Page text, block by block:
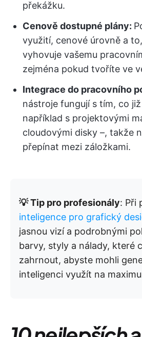
překážku.
Cenově dostupné plány:
využití, cenové úrovně a
vyhovuje vašemu
zejména pokud tvoříte ve
Integrace do pracovního
nástroje fungují s tím, co
například s projektovými
cloudovými disky –, takže
přepínat mezi záložkami.
💡 Tip pro profesionály: Při
inteligence pro grafický
jasnou vizí a podrobnými
barvy, styly a nálady, které
zahrnout, abyste mohli
inteligenci využít na